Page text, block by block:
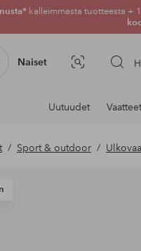
kalleimmasta tuotteesta +
Naiset Kuvahaku
Uutuudet Vaatteet
Sport & outdoor